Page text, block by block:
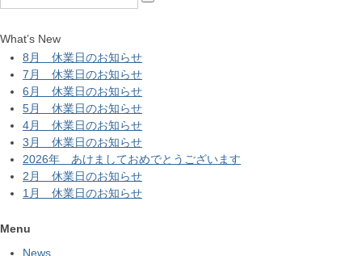
What’s New
8月 休業日のお知らせ
7月 休業日のお知らせ
6月 休業日のお知らせ
5月 休業日のお知らせ
4月 休業日のお知らせ
3月 休業日のお知らせ
2026年 あけましておめでとうございます
2月 休業日のお知らせ
1月 休業日のお知らせ
Menu
News